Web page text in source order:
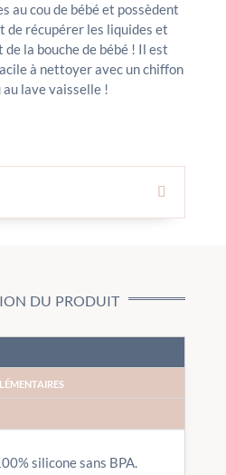
au cou de bébé et possèdent
de récupérer les liquides et
la bouche de bébé ! Il est
à nettoyer avec un chiffon
au lave vaisselle !
du produit
silicone sans BPA.